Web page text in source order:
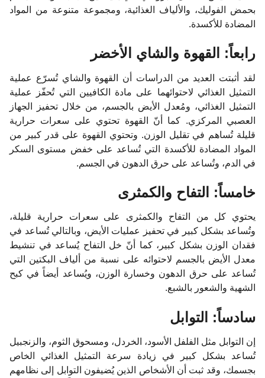
بحمض الفوليك، والألياف الغذائية، ومجموعة متنوعة من المواد
المضادة للأكسدة.
رابعاً: القهوة والشاي الأخضر
لقد أثبتت العديد من الدراسات أن القهوة والشاي تُسرّع عملية
التمثيل الغذائي لاحتوائهما على مادة الكافيين التي تُحفّز عملية
التمثيل الغذائي، ومُعدل الأيض بالجسم، من خلال تحفيز الجهاز
العصبي المركزي. كما أنّ القهوة تحتوي على سعرات حرارية
قليلة تُساهم في تقليل الوزن. وتحتوي القهوة على قدر كبير من
المواد المضادة للأكسدة التي تُساعد على خفض مستوى السكر
في الدم، وتُساعد على حرق الدهون في الجسم.
خامساً: التفاح والكمثرى
يحتوي كل من التفاح والكمثرى على سعرات حرارية قليلة،
وتُساعد بشكل كبير في تحفيز عمليات الأيض، وبالتالي تُساعد في
فقدان الوزن بشكل كبير، كما أنّ خل التفاح يُساعد في تنشيط
معدل الأيض بالجسم لاحتوائه على نسبة من ألياف البكتين التي
تُساعد على حرق الدهون وخسارة الوزن، ويُساعد أيضاً في كبح
الشهية والشعور بالشبع.
سادساً: التوابل
إن التوابل مثل الفلفل الأسود، الخردل، ومسحوق الثوم، والزنجبيل
تُساعد بشكل كبير في زيادة سرعة التمثيل الغذائي الخاص
بجسمك، وقد ثبت أن الأشخاص الذين يُضيفون التوابل إلى نظامهم